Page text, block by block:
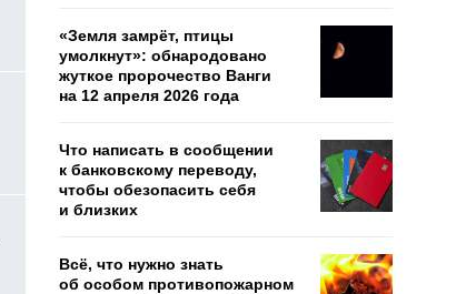
«Земля замрёт, птицы
умолкнут»: обнародовано
жуткое пророчество Ванги
на 12 апреля 2026 года
Что написать в сообщении
к банковскому переводу,
чтобы обезопасить себя
и близких
Всё, что нужно знать
об особом противопожарном